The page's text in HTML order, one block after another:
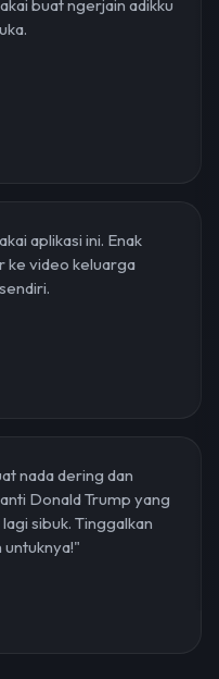
buat ngerjain adikku
aplikasi ini. Enak
ke video keluarga
nada dering dan
Donald Trump yang
sibuk. Tinggalkan